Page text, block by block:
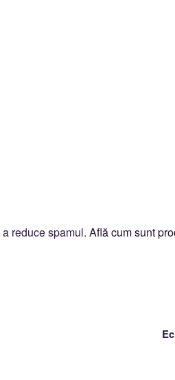
reduce spamul. Află cum sunt